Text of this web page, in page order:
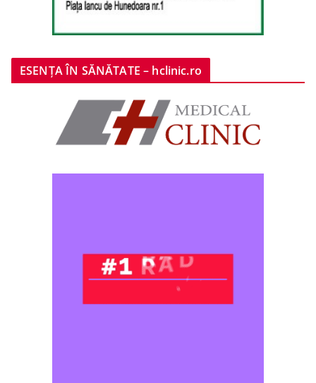
ESENȚA ÎN SĂNĂTATE – hclinic.ro